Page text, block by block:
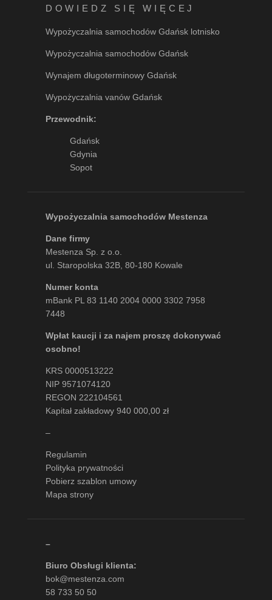
DOWIEDZ SIĘ WIĘCEJ
Wypożyczalnia samochodów Gdańsk lotnisko
Wypożyczalnia samochodów Gdańsk
Wynajem długoterminowy Gdańsk
Wypożyczalnia vanów Gdańsk
Przewodnik:
Gdańsk
Gdynia
Sopot
Wypożyczalnia samochodów Mestenza
Dane firmy
Mestenza Sp. z o.o.
ul. Staropolska 32B, 80-180 Kowale
Numer konta
mBank PL 83 1140 2004 0000 3302 7958
7448
Wpłat kaucji i za najem proszę dokonywać
osobno!
KRS 0000513222
NIP 9571074120
REGON 222104561
Kapitał zakładowy 940 000,00 zł
–
Regulamin
Polityka prywatności
Pobierz szablon umowy
Mapa strony
–
Biuro Obsługi klienta:
bok@mestenza.com
58 733 50 50